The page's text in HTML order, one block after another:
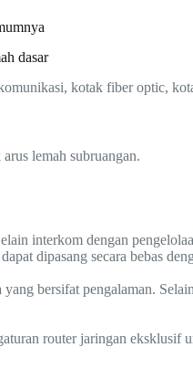
dasar
kotak fiber optic,
lemah subruangan.
interkom dengan
dipasang secara bebas
bersifat pengalaman.
router jaringan eksklusif